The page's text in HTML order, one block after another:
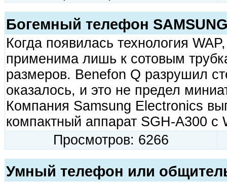
Богемный телефон
Когда появилась технология
применима лишь к сотовым
размеров. Benefon Q разрушил
оказалось, и это не предел
Компания Samsung Electronics
компактный аппарат SGH-A300 с
Просмотров: 6266
Умный телефон или